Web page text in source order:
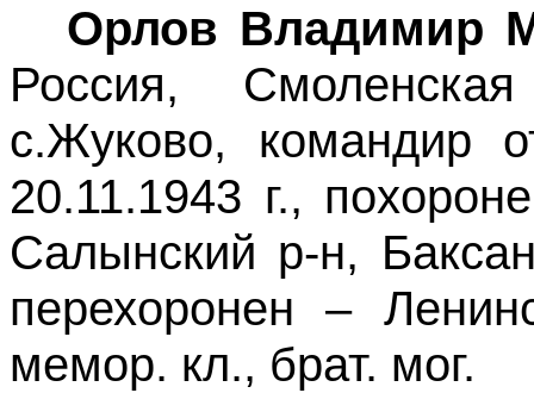
Орлов Владимир
Россия,
с.Жуково, командир
20.11.1943 г.,
Салынский р-н,
перехоронен –
мемор. кл., брат. мог.